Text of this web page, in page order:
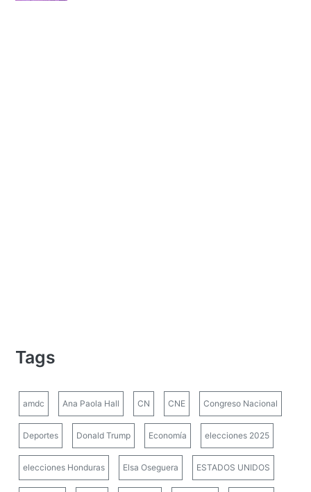
Tags
amdc Ana Paola Hall CN CNE Congreso Nacional
Deportes Donald Trump Economía elecciones 2025
elecciones Honduras Elsa Oseguera ESTADOS UNIDOS